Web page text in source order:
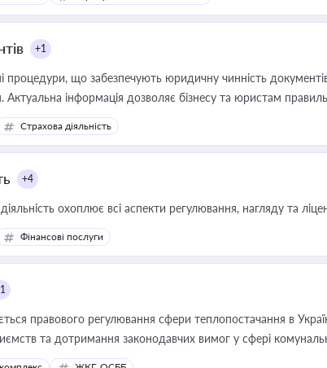
+1
процедури, що забезпечують юридичну чинність
Актуальна інформація дозволяє бізнесу та юристам
їх належне прийняття органами влади та
Страхова діяльність
+4
охоплює всі аспекти регулювання, нагляду та
Фінансові послуги
правового регулювання сфери теплопостачання в
та дотримання законодавчих вимог у сфері